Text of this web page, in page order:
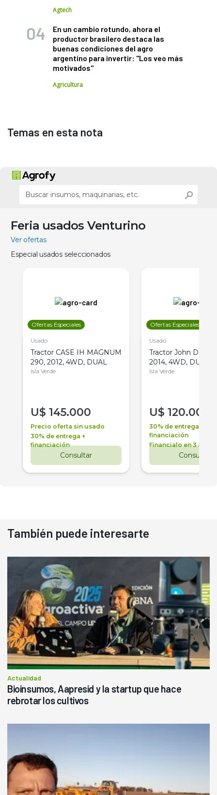
Agtech
En un cambio rotundo, ahora el
productor brasilero destaca las
buenas condiciones del agro
argentino para invertir: "Los veo más
motivados"
Agricultura
Temas en esta nota
Feria usados Venturino
Ver ofertas
Especial usados seleccionados
Ofertas Especiales
Usado
Tractor CASE IH MAGNUM
290, 2012, 4WD, DUAL
Isla Verde
U$ 145.000
Precio oferta sin usado
30% de entrega +
financiación
Consultar
Ofertas Especiales
Usado
Tractor John Deere
2014, 4WD, DUAL
Isla Verde
U$ 120.000
30% de entrega +
financiación
Financialo en 3 años
Consultar
También puede interesarte
Actualidad
Bioinsumos, Aapresid y la startup que hace
rebrotar los cultivos